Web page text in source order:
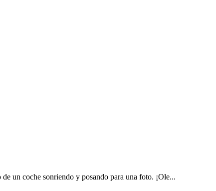
un coche sonriendo y posando para una foto. ¡Ole...